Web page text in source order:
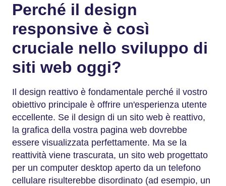
Perché il design
responsive è così
cruciale nello sviluppo di
siti web oggi?
Il design reattivo è fondamentale perché il vostro
obiettivo principale è offrire un'esperienza utente
eccellente. Se il design di un sito web è reattivo,
la grafica della vostra pagina web dovrebbe
essere visualizzata perfettamente. Ma se la
reattività viene trascurata, un sito web progettato
per un computer desktop aperto da un telefono
cellulare risulterebbe disordinato (ad esempio, un